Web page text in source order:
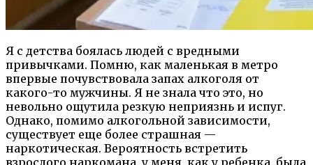
Я с детства боялась людей с вредными
привычками. Помню, как маленькая в метро
впервые почувствовала запах алкоголя от
какого-то мужчины. Я не знала что это, но
невольно ощутила резкую неприязнь и испуг.
Однако, помимо алкогольной зависимости,
существует еще более страшная —
наркотическая. Вероятность встретить
взрослого наркомана, у меня, как у ребенка, была